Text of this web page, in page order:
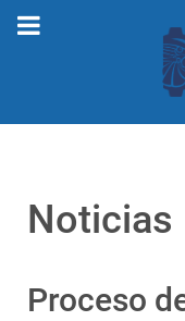
Noticias
Proceso